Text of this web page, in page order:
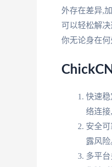
外存在差异,
可以轻松解
你无论身在何
快速
络连接
安全
露风险
多平